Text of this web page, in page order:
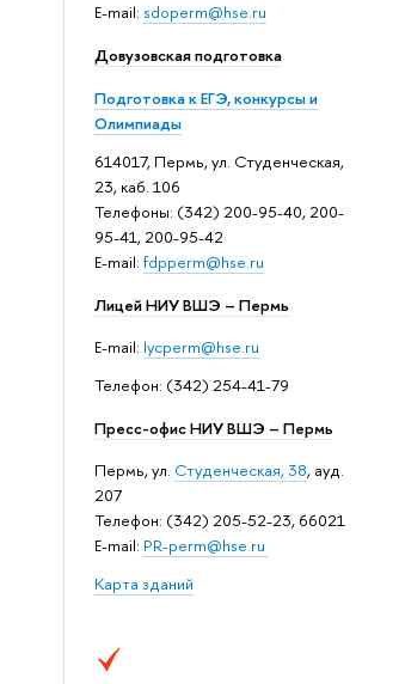
E-mail: sdoperm@hse.ru
Довузовская подготовка
Подготовка к ЕГЭ, конкурсы и
Олимпиады
614017, Пермь, ул. Студенческая,
23, каб. 106
Телефоны: (342) 200-95-40, 200-
95-41, 200-95-42
E-mail: fdpperm@hse.ru
Лицей НИУ ВШЭ – Пермь
E-mail: lycperm@hse.ru
Телефон: (342) 254-41-79
Пресс-офис НИУ ВШЭ – Пермь
Пермь, ул. Студенческая, 38, ауд.
207
Телефон: (342) 205-52-23, 66021
E-mail: PR-perm@hse.ru
Карта зданий